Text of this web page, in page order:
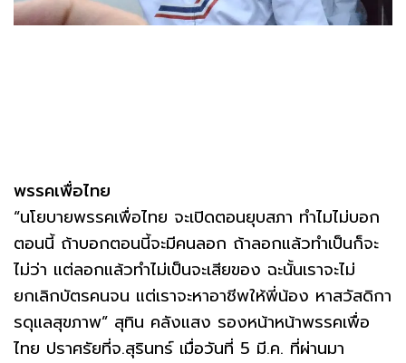
พรรคเพื่อไทย
“นโยบายพรรคเพื่อไทย จะเปิดตอนยุบสภา ทำไมไม่บอก
ตอนนี้ ถ้าบอกตอนนี้จะมีคนลอก ถ้าลอกแล้วทำเป็นก็จะ
ไม่ว่า แต่ลอกแล้วทำไม่เป็นจะเสียของ ฉะนั้นเราจะไม่
ยกเลิกบัตรคนจน แต่เราจะหาอาชีพให้พี่น้อง หาสวัสดิกา
รดุแลสุขภาพ” สุทิน คลังแสง รองหน้าหน้าพรรคเพื่อ
ไทย ปราศรัยที่จ.สุรินทร์ เมื่อวันที่ 5 มี.ค. ที่ผ่านมา